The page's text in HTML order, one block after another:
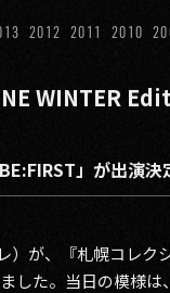
2012 2011 2010
WINTER
」が出演決
が、『札幌コレク
した。当日の模様は